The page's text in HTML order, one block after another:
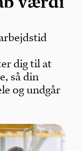
dig til at
så din
og undgår